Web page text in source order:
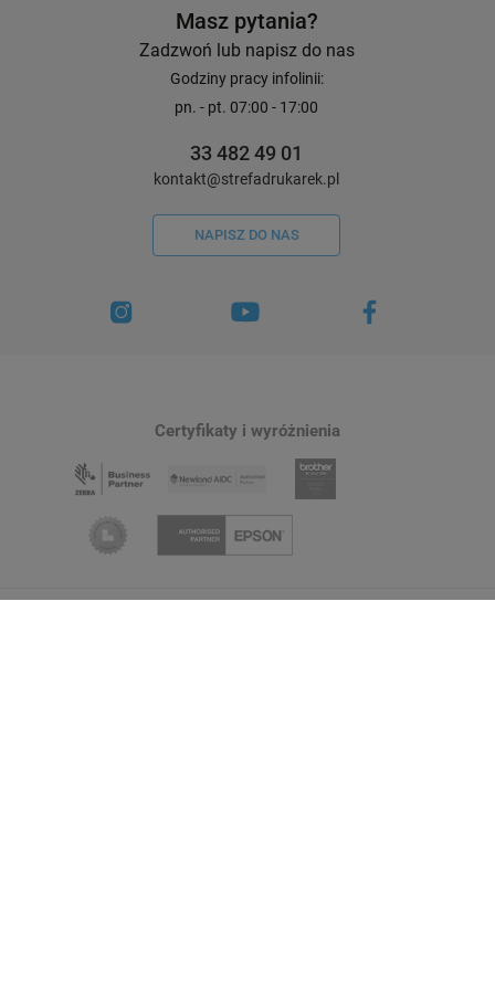
Masz pytania?
Zadzwoń lub napisz do nas
Godziny pracy infolinii:
pn. - pt. 07:00 - 17:00
33 482 49 01
kontakt@strefadrukarek.pl
NAPISZ DO NAS
Certyfikaty i wyróżnienia